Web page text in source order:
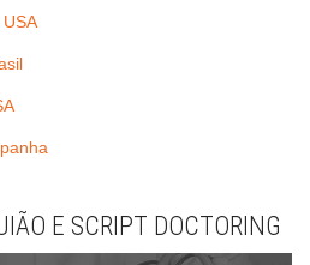
E SCRIPT DOCTORING